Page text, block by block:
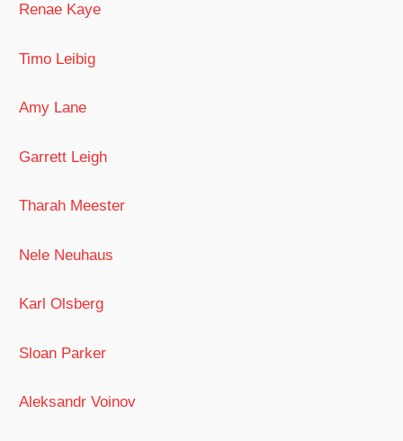
Renae Kaye
Timo Leibig
Amy Lane
Garrett Leigh
Tharah Meester
Nele Neuhaus
Karl Olsberg
Sloan Parker
Aleksandr Voinov